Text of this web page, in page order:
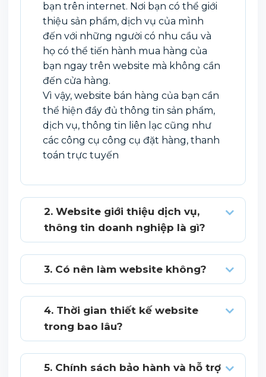
bạn trên internet. Nơi bạn có thể giới
thiệu sản phẩm, dịch vụ của mình
đến với những người có nhu cầu và
họ có thể tiến hành mua hàng của
bạn ngay trên website mà không cần
đến cửa hàng.
Vì vậy, website bán hàng của bạn cần
thể hiện đầy đủ thông tin sản phẩm,
dịch vụ, thông tin liên lạc cũng như
các công cụ công cụ đặt hàng, thanh
toán trực tuyến
2. Website giới thiệu dịch vụ,
thông tin doanh nghiệp là gì?
3. Có nên làm website không?
4. Thời gian thiết kế website
trong bao lâu?
5. Chính sách bảo hành và hỗ trợ